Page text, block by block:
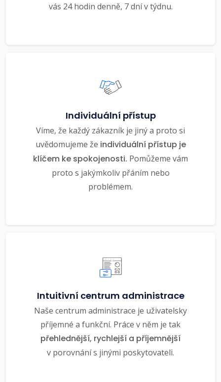
vás 24 hodin denně, 7 dní v týdnu.
Individuální přístup
Víme, že každý zákazník je jiný a proto si
uvědomujeme že individuální přístup je
klíčem ke spokojenosti. Pomůžeme vám
proto s jakýmkoliv přáním nebo
problémem.
Intuitivní centrum administrace
Naše centrum administrace je uživatelsky
příjemné a funkční. Práce v něm je tak
přehlednější, rychlejší a příjemnější
v porovnání s jinými poskytovateli.